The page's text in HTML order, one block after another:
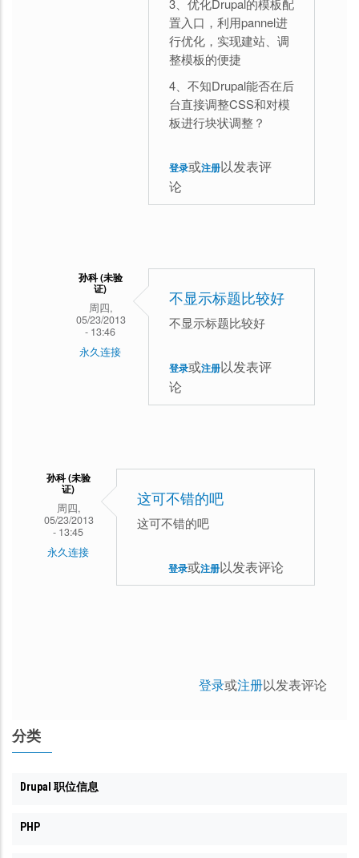
3、优化Drupal的模板配
置入口，利用pannel进
行优化，实现建站、调
整模板的便捷
4、不知Drupal能否在后
台直接调整CSS和对模
板进行块状调整？
登录或注册以发表评
论
孙科 (未验
证)
周四,
05/23/2013
- 13:46
永久连接
适
中
国
不显示标题比较好
不显示标题比较好
登录或注册以发表评
论
孙科 (未验
证)
周四,
05/23/2013
- 13:45
永久连接
这可不错的吧
这可不错的吧
登录或注册以发表评论
登录或注册以发表评论
分类
Drupal 职位信息
PHP